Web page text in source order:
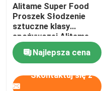
Alitame Super Food
Proszek Słodzenie
sztuczne klasy
spożywczej Alitame
Najlepsza cena
Skontaktuj się z